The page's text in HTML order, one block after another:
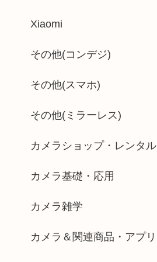
Xiaomi
その他(コンデジ)
その他(スマホ)
その他(ミラーレス)
カメラショップ・レンタル
カメラ基礎・応用
カメラ雑学
カメラ＆関連商品・アプリ